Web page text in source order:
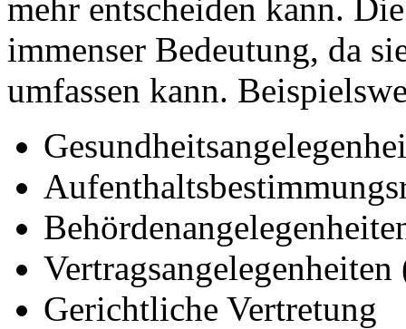
mehr entscheiden kann.
immenser Bedeutung, da
umfassen kann.
Gerichtliche Vertretung